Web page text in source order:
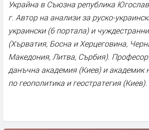
Украйна в Съюзна република
г. Автор на анализи за руско-
украински (6 портала) и
(Хърватия, Босна и Херцеговина,
Македония, Литва, Сърбия).
данъчна академия (Киев) и академик
по геополитика и геостратегия (Киев).